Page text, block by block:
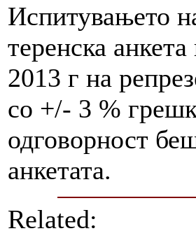
Испитувањето
теренска
2013 г на
со +/- 3 %
одговорност
анкетата.
Related: